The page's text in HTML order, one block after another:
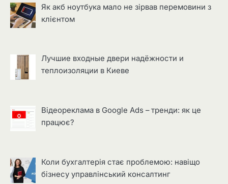
Як акб ноутбука мало не зірвав перемовини з
клієнтом
Лучшие входные двери надёжности и
теплоизоляции в Киеве
Відеореклама в Google Ads – тренди: як це
працює?
Коли бухгалтерія стає проблемою: навіщо
бізнесу управлінський консалтинг